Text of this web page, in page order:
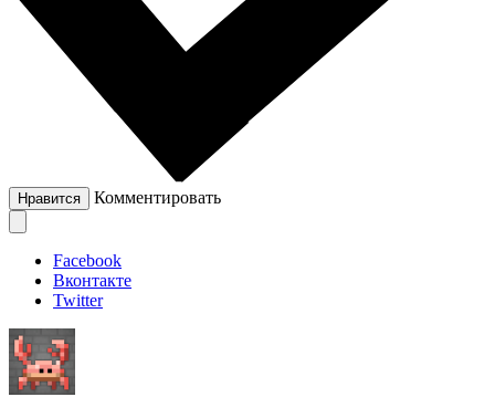
Нравится Комментировать
Facebook
Вконтакте
Twitter